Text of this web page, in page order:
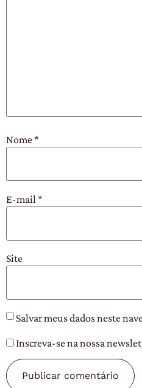
Nome*
E-mail *
Site
Salvar meus dados neste
Inscreva-se na nossa